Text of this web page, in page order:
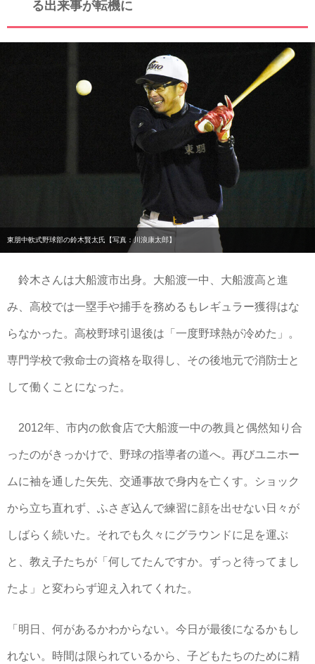
る出来事が転機に
東朋中軟式野球部の鈴木賢太氏【写真：川浪康太郎】
鈴木さんは大船渡市出身。大船渡一中、大船渡高と進
み、高校では一塁手や捕手を務めるもレギュラー獲得はな
らなかった。高校野球引退後は「一度野球熱が冷めた」。
専門学校で救命士の資格を取得し、その後地元で消防士と
して働くことになった。
2012年、市内の飲食店で大船渡一中の教員と偶然知り合
ったのがきっかけで、野球の指導者の道へ。再びユニホー
ムに袖を通した矢先、交通事故で身内を亡くす。ショック
から立ち直れず、ふさぎ込んで練習に顔を出せない日々が
しばらく続いた。それでも久々にグラウンドに足を運ぶ
と、教え子たちが「何してたんですか。ずっと待ってまし
たよ」と変わらず迎え入れてくれた。
「明日、何があるかわからない。今日が最後になるかもし
れない。時間は限られているから、子どもたちのために精